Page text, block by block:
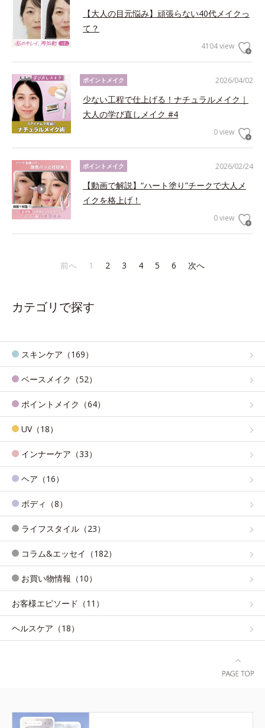
【大人の目元悩み】頑張らない40代メイクっ
て？
4104 view
2026/04/02
ポイントメイク
少ない工程で仕上げる！ナチュラルメイク｜
大人の学び直しメイク #4
0 view
2026/02/24
ポイントメイク
【動画で解説】“ハート塗り”チークで大人メ
イクを格上げ！
0 view
前へ 1 2 3 4 5 6 次へ
カテゴリで探す
スキンケア（169）
ベースメイク（52）
ポイントメイク（64）
UV（18）
インナーケア（33）
ヘア（16）
ボディ（8）
ライフスタイル（23）
コラム&エッセイ（182）
お買い物情報（10）
お客様エピソード（11）
ヘルスケア（18）